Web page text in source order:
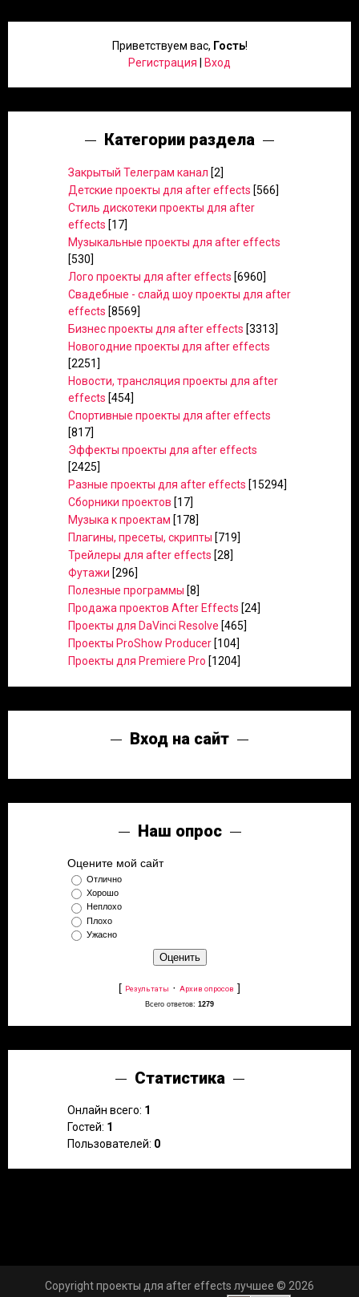
Приветствуем вас, Гость!
Регистрация
Вход
Категории раздела
Закрытый Телеграм канал [2]
Детские проекты для after effects [566]
Стиль дискотеки проекты для after
effects [17]
Музыкальные проекты для after effects
[530]
Лого проекты для after effects [6960]
Свадебные - слайд шоу проекты для after
effects [8569]
Бизнес проекты для after effects [3313]
Новогодние проекты для after effects
[2251]
Новости, трансляция проекты для after
effects [454]
Спортивные проекты для after effects
[817]
Эффекты проекты для after effects
[2425]
Разные проекты для after effects [15294]
Сборники проектов [17]
Музыка к проектам [178]
Плагины, пресеты, скрипты [719]
Трейлеры для after effects [28]
Футажи [296]
Полезные программы [8]
Продажа проектов After Effects [24]
Проекты для DaVinci Resolve [465]
Проекты ProShow Producer [104]
Проекты для Premiere Pro [1204]
Вход на сайт
Наш опрос
Оцените мой сайт
Отлично
Хорошо
Неплохо
Плохо
Ужасно
[ Результаты · Архив опросов ]
Всего ответов: 1279
Статистика
Онлайн всего: 1
Гостей: 1
Пользователей: 0
Copyright проекты для after effects лучшее © 2026